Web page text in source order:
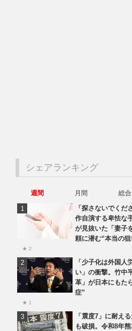
シェアランキング
週間 月間
総合
「探さないでくだ
作自演する卑怯な
が見抜いた「妻子
頼に潜む“本当の狙
★ 2
「少子化は外国人
い」の衝撃。竹中
革」が日本にもた
症”
★ 1
「震度7」に耐え
も破損。令和8年